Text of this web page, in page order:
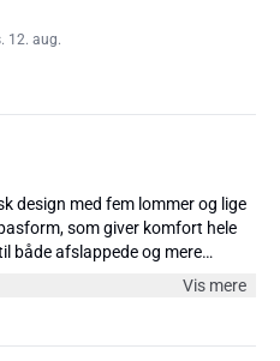
12. aug.
design med fem lommer og lige
som giver komfort hele
både afslappede og mere
bomuld, har jeansene vintage-
Vis mere